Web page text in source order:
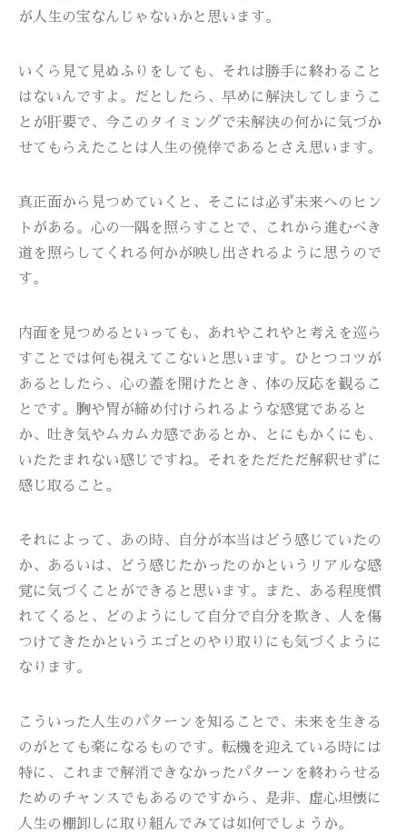
が人生の宝なんじゃないかと思います。
いくら見て見ぬふりをしても、それは勝手に終わること
はないんですよ。だとしたら、早めに解決してしまうこ
とが肝要で、今このタイミングで未解決の何かに気づか
せてもらえたことは人生の僥倖であるとさえ思います。
真正面から見つめていくと、そこには必ず未来へのヒン
トがある。心の一隅を照らすことで、これから進むべき
道を照らしてくれる何かが映し出されるように思うので
す。
内面を見つめるといっても、あれやこれやと考えを巡ら
すことでは何も視えてこないと思います。ひとつコツが
あるとしたら、心の蓋を開けたとき、体の反応を観るこ
とです。胸や胃が締め付けられるような感覚であると
か、吐き気やムカムカ感であるとか、とにもかくにも、
いたたまれない感じですね。それをただただ解釈せずに
感じ取ること。
それによって、あの時、自分が本当はどう感じていたの
か、あるいは、どう感じたかったのかというリアルな感
覚に気づくことができると思います。また、ある程度慣
れてくると、どのようにして自分で自分を欺き、人を傷
つけてきたかというエゴとのやり取りにも気づくように
なります。
こういった人生のパターンを知ることで、未来を生きる
のがとても楽になるものです。転機を迎えている時には
特に、これまで解消できなかったパターンを終わらせる
ためのチャンスでもあるのですから、是非、虚心坦懐に
人生の棚卸しに取り組んでみては如何でしょうか。